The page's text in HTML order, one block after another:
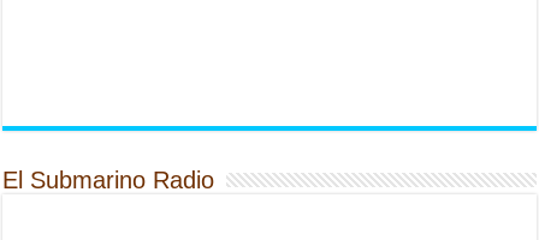
El Submarino Radio